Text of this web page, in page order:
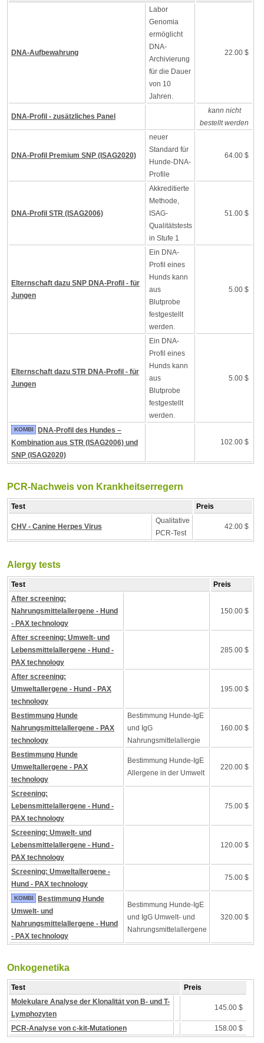
DNA-Aufbewahrung
Labor
Genomia
ermöglicht
DNA-
Archivierung
für die Dauer
von 10
Jahren.
22.00 $
DNA-Profil - zusätzliches Panel
kann nicht
bestellt werden
DNA-Profil Premium SNP (ISAG2020)
neuer
Standard für
Hunde-DNA-
Profile
64.00 $
DNA-Profil STR (ISAG2006)
Akkreditierte
Methode,
ISAG-
Qualitätstests
in Stufe 1
51.00 $
Elternschaft dazu SNP DNA-Profil - für
Jungen
Ein DNA-
Profil eines
Hunds kann
aus
Blutprobe
festgestellt
werden.
5.00 $
Elternschaft dazu STR DNA-Profil - für
Jungen
Ein DNA-
Profil eines
Hunds kann
aus
Blutprobe
festgestellt
werden.
5.00 $
KOMBI
DNA-Profil des Hundes –
Kombination aus STR (ISAG2006) und
SNP (ISAG2020)
102.00 $
PCR-Nachweis von Krankheitserregern
Test Preis
CHV - Canine Herpes Virus
Qualitative
PCR-Test
42.00 $
Alergy tests
Test
Preis
After screening:
Nahrungsmittelallergene - Hund
- PAX technology
150.00 $
After screening: Umwelt- und
Lebensmittelallergene - Hund -
PAX technology
285.00 $
After screening:
Umweltallergene - Hund - PAX
technology
195.00 $
Bestimmung Hunde
Nahrungsmittelallergene - PAX
technology
Bestimmung Hunde-IgE
und IgG
Nahrungsmittelallergie
160.00 $
Bestimmung Hunde
Umweltallergene - PAX
technology
Bestimmung Hunde-IgE
Allergene in der Umwelt
220.00 $
Screening:
Lebensmittelallergene - Hund -
PAX technology
75.00 $
Screening: Umwelt- und
Lebensmittelallergene - Hund -
PAX technology
120.00 $
Screening: Umweltallergene -
Hund - PAX technology
75.00 $
KOMBI
Bestimmung Hunde
Umwelt- und
Nahrungsmittelallergene - Hund
- PAX technology
Bestimmung Hunde-IgE
und IgG Umwelt- und
Nahrungsmittelallergene
320.00 $
Onkogenetika
Test
Preis
Molekulare Analyse der Klonalität von B- und T-
Lymphozyten
145.00 $
PCR-Analyse von c-kit-Mutationen 158.00 $